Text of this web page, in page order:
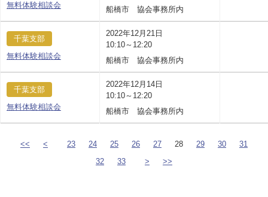
無料体験相談会
船橋市 協会事務所内
千葉支部
無料体験相談会
2022年12月21日
10:10～12:20
船橋市 協会事務所内
千葉支部
無料体験相談会
2022年12月14日
10:10～12:20
船橋市 協会事務所内
<< < 23 24 25 26 27 28 29 30
31
32
33 > >>